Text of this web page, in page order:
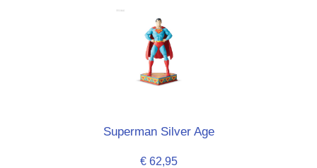
Superman Silver Age
€ 62,95